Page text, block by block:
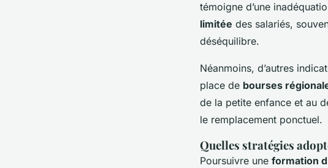
témoigne d’une
limitée des salariés,
déséquilibre.
Néanmoins, d’autres
place de bourses
de la petite enfance et au
le remplacement ponctuel.
Quelles stratégies
Poursuivre une formation